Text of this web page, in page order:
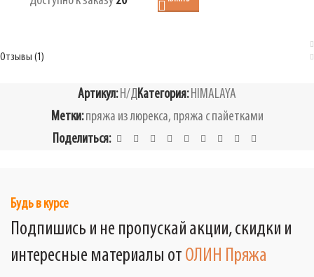
Отзывы (1)
Артикул:Н/ДКатегория: HIMALAYA
Метки: пряжа из люрекса, пряжа с пайетками
Поделиться:
Будь в курсе
Подпишись и не пропускай акции, скидки и
интересные материалы от ОЛИН Пряжа